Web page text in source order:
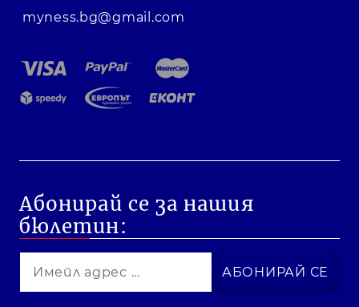
myness.bg@gmail.com
Абонирай се за нашия
бюлетин: